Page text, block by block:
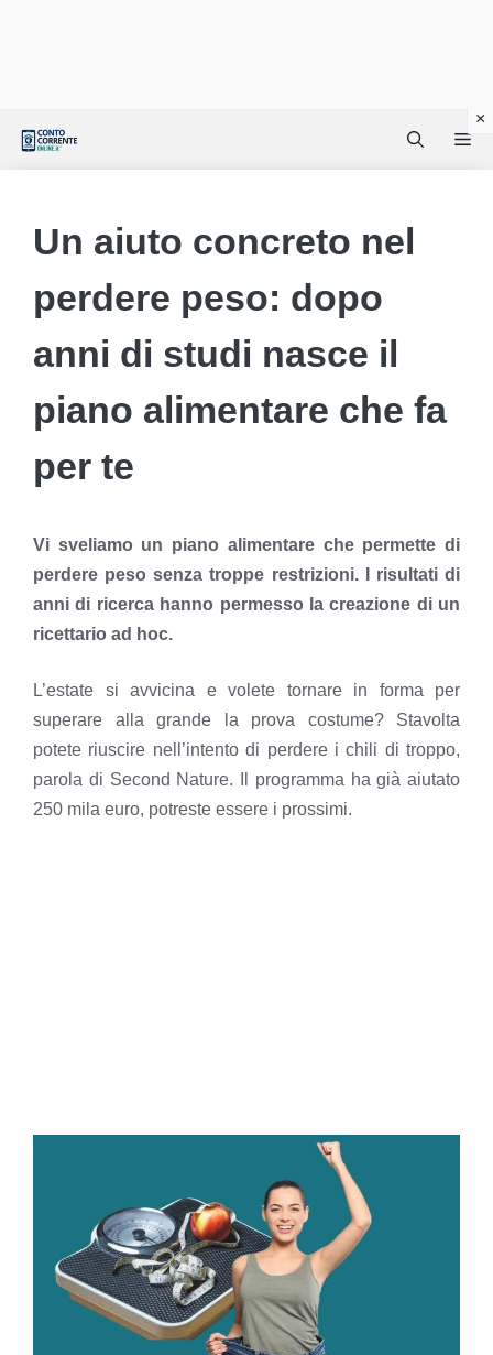
Un aiuto concreto nel
perdere peso: dopo
anni di studi nasce il
piano alimentare che fa
per te
Vi sveliamo un piano alimentare che permette di
perdere peso senza troppe restrizioni. I risultati di
anni di ricerca hanno permesso la creazione di un
ricettario ad hoc.
L’estate si avvicina e volete tornare in forma per
superare alla grande la prova costume? Stavolta
potete riuscire nell’intento di perdere i chili di troppo,
parola di Second Nature. Il programma ha già aiutato
250 mila euro, potreste essere i prossimi.